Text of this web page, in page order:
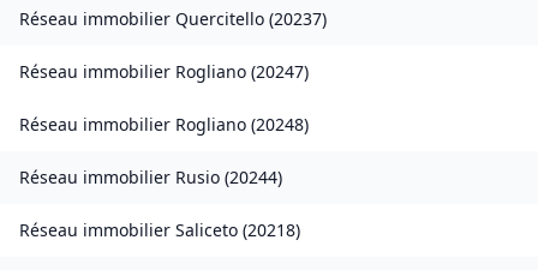
Réseau immobilier Quercitello (20237)
Réseau immobilier Rogliano (20247)
Réseau immobilier Rogliano (20248)
Réseau immobilier Rusio (20244)
Réseau immobilier Saliceto (20218)